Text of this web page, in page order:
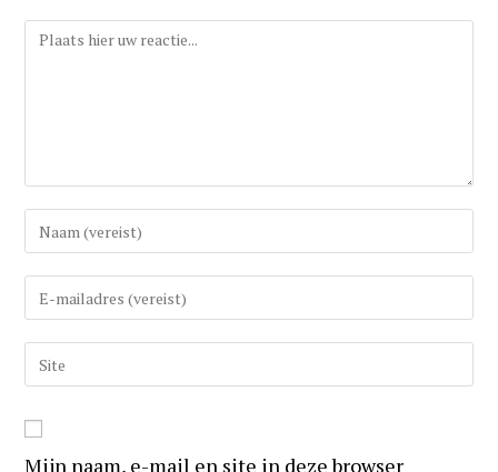
Reactie
Vul
uw
(gebruikers)naam
om
Vul
uw
e-
mail
om
te
Vul
uw
URL
Mijn naam, e-mail en site in deze browser